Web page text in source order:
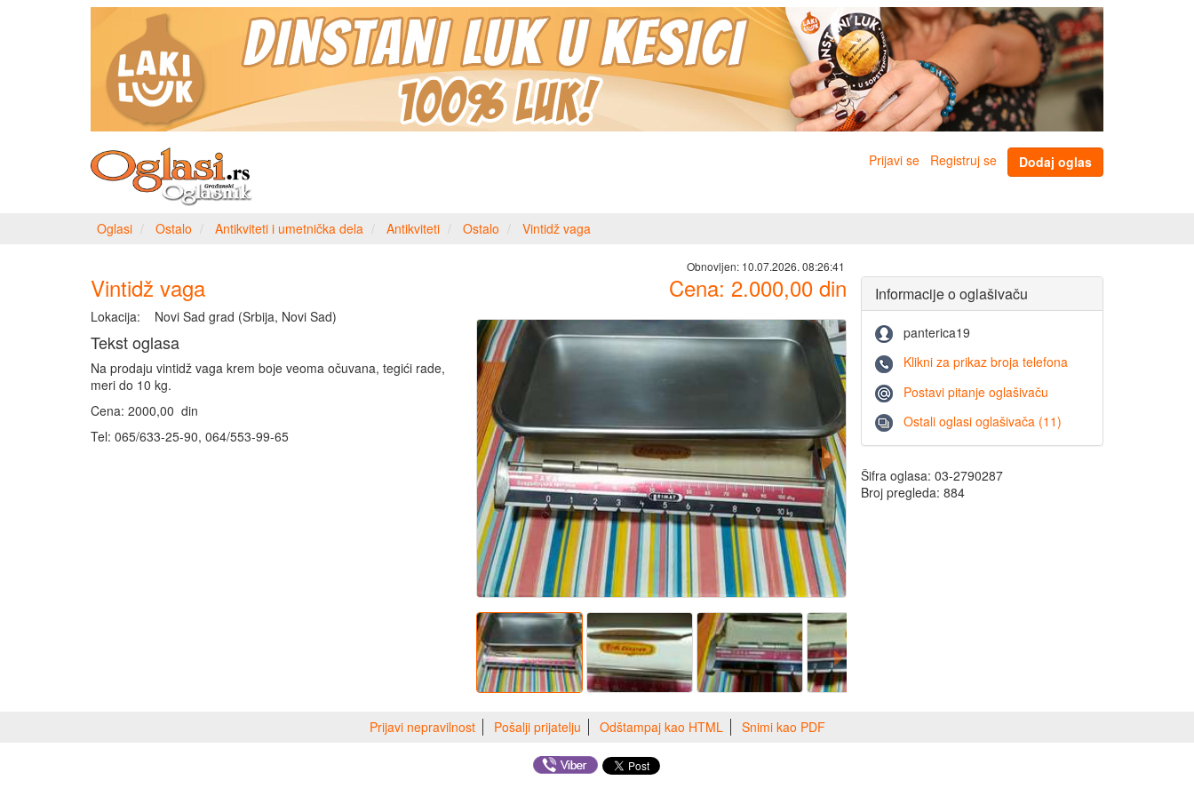
Prijavi se Registruj se Dodaj oglas
Oglasi Ostalo Antikviteti i umetnička dela Antikviteti Ostalo Vintidž vaga
Vintidž vaga
Lokacija: Novi Sad grad (Srbija, Novi Sad)
Tekst oglasa
Na prodaju vintidž vaga krem boje veoma očuvana, tegići rade,
meri do 10 kg.
Cena: 2000,00 din
Tel: 065/633-25-90, 064/553-99-65
Obnovljen: 10.07.2026. 08:26:41
Cena: 2.000,00 din Informacije o oglašivaču
panterica19
Klikni za prikaz broja telefona
Postavi pitanje oglašivaču
Ostali oglasi oglašivača (11)
Šifra oglasa: 03-2790287
Broj pregleda: 884
Prijavi nepravilnost Pošalji prijatelju Odštampaj kao HTML Snimi kao PDF